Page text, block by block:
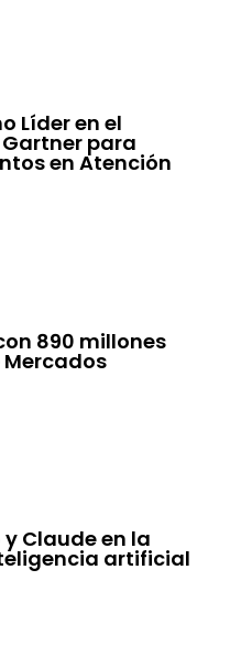
Líder en el
para
en Atención
890 millones
Mercados
y Claude en la
artificial